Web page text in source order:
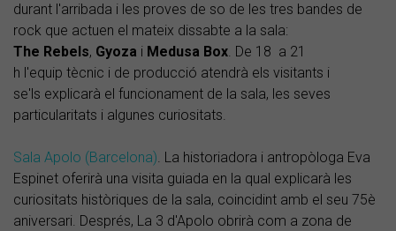
durant l'arribada i les proves de so de les tres bandes de
rock que actuen el mateix dissabte a la sala:
The Rebels, Gyoza i Medusa Box. De 18 a 21
h l'equip tècnic i de producció atendrà els visitants i
se'ls explicarà el funcionament de la sala, les seves
particularitats i algunes curiositats.
Sala Apolo (Barcelona). La historiadora i antropòloga Eva
Espinet oferirà una visita guiada en la qual explicarà les
curiositats històriques de la sala, coincidint amb el seu 75è
aniversari. Després, La 3 d'Apolo obrirà com a zona de